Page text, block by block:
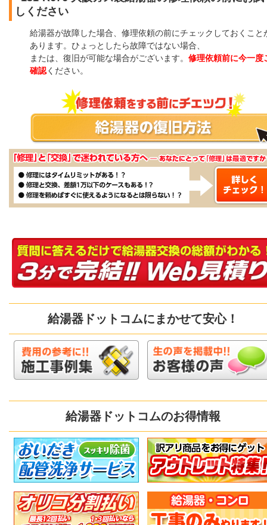
しください
給湯器が故障した場合、修理依頼の前にチェックしておくこと
あります。ひょっとしたら故障ではない場合、
または、復旧が可能な場合がございます。 修理依頼前に今一度
確認ください。
給湯器ドットコムにまかせて安心！
給湯器ドットコムのお得情報